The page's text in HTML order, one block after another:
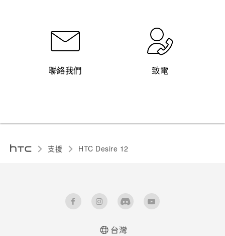
聯絡我們 致電
支援 HTC Desire 12‎
台灣